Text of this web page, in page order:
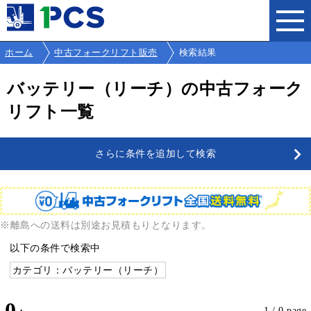
ホーム 中古フォークリフト販売 検索結果
バッテリー（リーチ）の中古フォーク
リフト一覧
さらに条件を追加して検索
※離島への送料は別途お見積もりとなります。
以下の条件で検索中
カテゴリ：バッテリー（リーチ）